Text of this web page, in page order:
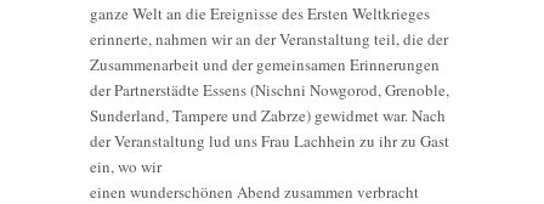
ganze Welt an die Ereignisse des Ersten Weltkrieges
erinnerte, nahmen wir an der Veranstaltung teil, die der
Zusammenarbeit und der gemeinsamen Erinnerungen
der Partnerstädte Essens (Nischni Nowgorod, Grenoble,
Sunderland, Tampere und Zabrze) gewidmet war. Nach
der Veranstaltung lud uns Frau Lachhein zu ihr zu Gast
ein, wo wir
einen wunderschönen Abend zusammen verbracht